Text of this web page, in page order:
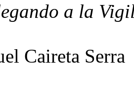
a la
Caireta Serra